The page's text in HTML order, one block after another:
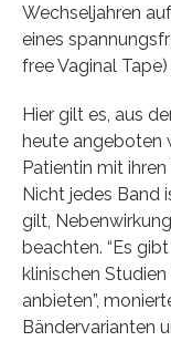
Wechseljahren
eines
free Vaginal
Hier gilt es, aus
heute angeboten
Patientin mit
Nicht jedes Band
gilt,
beachten. “Es
klinischen
anbieten”,
Bändervarianten